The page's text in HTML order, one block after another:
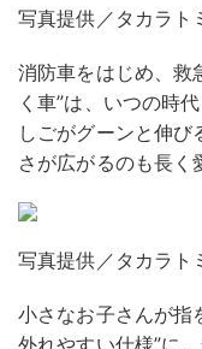
写真提供／タカラト
消防車をはじめ、救
く車”は、いつの時
しごがグーンと伸
さが広がるのも長く
写真提供／タカラト
小さなお子さんが指